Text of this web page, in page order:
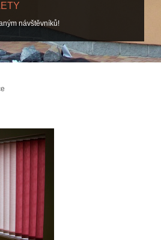
návštěvníků!